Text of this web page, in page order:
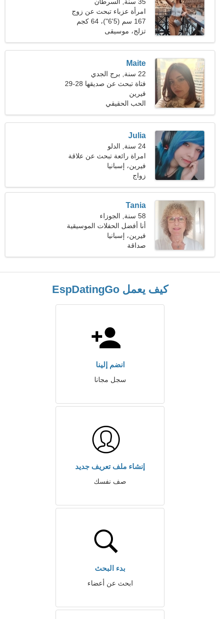
امرأة عزباء تبحث عن زوج
167 سم (5'6")، 64 كجم
(141 رطلا)
تزلج، موسيقى
Maite
22 سنة, برج الجدي
فتاة تبحث عن صديقها 28-29
فيرين
الحب الحقيقي
Julia
24 سنة, الدلو
امراة رائعة تبحث عن علاقة
حب
فيرين، إسبانيا
زواج
Tania
58 سنة, الجوزاء
أنا أفضل الحفلات الموسيقية
والقراءة
فيرين، إسبانيا
صداقة
كيف يعمل EspDatingGo
انضم إلينا
سجل مجانا
إنشاء ملف تعريف جديد
صف نفسك
بدء البحث
ابحث عن أعضاء